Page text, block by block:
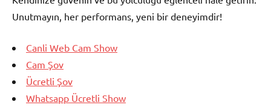
Unutmayın, her performans, yeni bir deneyimdir!
Canli Web Cam Show
Cam Şov
Ücretli Şov
Whatsapp Ücretli Show